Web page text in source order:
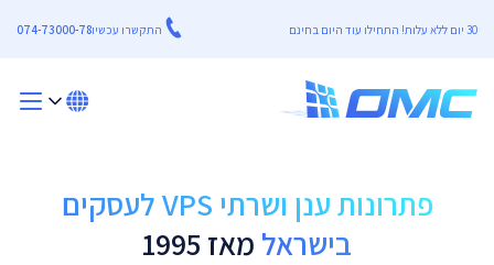
30 יום ללא עלות! התחילו עוד היום בחינם התקשרו עכשיו074-73000-78
פתרונות ענן ושרתי VPS לעסקים
בישראל מאז 1995